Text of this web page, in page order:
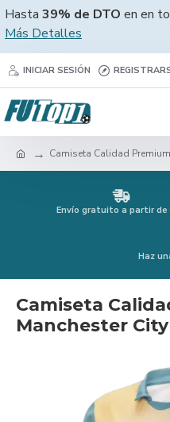
Hasta 39% de DTO en en
Más Detalles
INICIAR SESIÓN
Camiseta Calidad
Envío gratuito a partir de
Haz
Camiseta
Manchester